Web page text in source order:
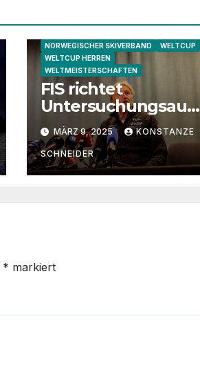
NORWEGISCHER SKIVERBAND
WELTCUP
WELTCUP HERREN
WELTMEISTERSCHAFTEN
FIS richtet
Untersuchungsauss
chuss ein –
Norwegischer
Skiverband bezieht
Stellung
MÄRZ 9, 2025 KONSTANZE
SCHNEIDER
* markiert